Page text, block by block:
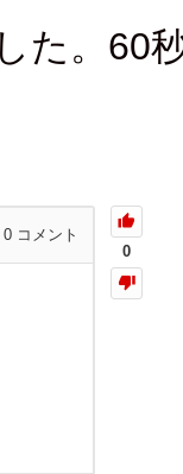
。60
0
0 コメント